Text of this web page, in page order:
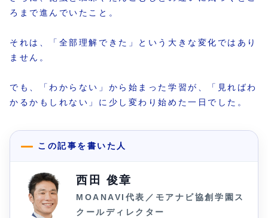
ろまで進んでいたこと。
それは、「全部理解できた」という大きな変化ではあり
ません。
でも、「わからない」から始まった学習が、「見ればわ
かるかもしれない」に少し変わり始めた一日でした。
この記事を書いた人
西田 俊章
MOANAVI代表／モアナビ協創学園ス
クールディレクター